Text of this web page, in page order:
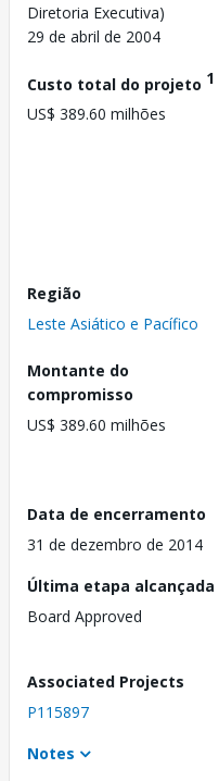
Diretoria Executiva)
29 de abril de 2004
Custo total do projeto 1
US$ 389.60 milhões
Região
Leste Asiático e Pacífico
Montante do
compromisso
US$ 389.60 milhões
Data de encerramento
31 de dezembro de 2014
Última etapa alcançada
Board Approved
Associated Projects
P115897
Notes